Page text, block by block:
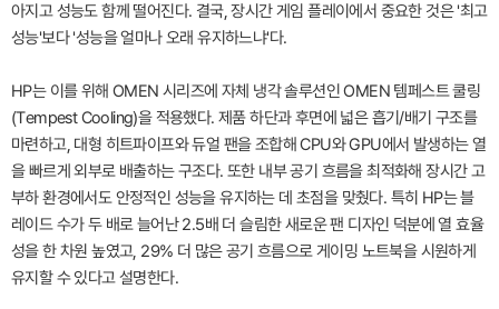
아지고 성능도 함께 떨어진다. 결국, 장시간 게임 플레이에서 중요한 것은 '최고
성능'보다 '성능을 얼마나 오래 유지하느냐'다.
HP는 이를 위해 OMEN 시리즈에 자체 냉각 솔루션인 OMEN 템페스트 쿨링
(Tempest Cooling)을 적용했다. 제품 하단과 후면에 넓은 흡기/배기 구조를
마련하고, 대형 히트파이프와 듀얼 팬을 조합해 CPU와 GPU에서 발생하는 열
을 빠르게 외부로 배출하는 구조다. 또한 내부 공기 흐름을 최적화해 장시간 고
부하 환경에서도 안정적인 성능을 유지하는 데 초점을 맞췄다. 특히 HP는 블
레이드 수가 두 배로 늘어난 2.5배 더 슬림한 새로운 팬 디자인 덕분에 열 효율
성을 한 차원 높였고, 29% 더 많은 공기 흐름으로 게이밍 노트북을 시원하게
유지할 수 있다고 설명한다.